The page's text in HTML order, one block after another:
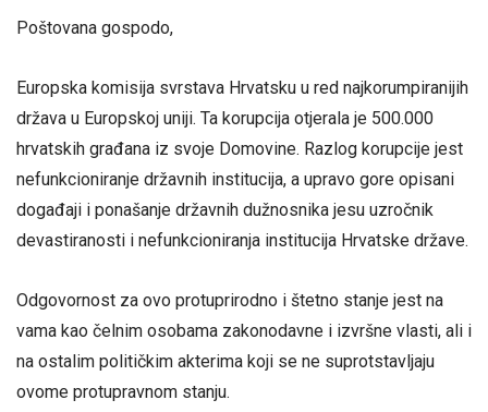
Poštovana gospodo,
Europska komisija svrstava Hrvatsku u red najkorumpiranijih
država u Europskoj uniji. Ta korupcija otjerala je 500.000
hrvatskih građana iz svoje Domovine. Razlog korupcije jest
nefunkcioniranje državnih institucija, a upravo gore opisani
događaji i ponašanje državnih dužnosnika jesu uzročnik
devastiranosti i nefunkcioniranja institucija Hrvatske države.
Odgovornost za ovo protuprirodno i štetno stanje jest na
vama kao čelnim osobama zakonodavne i izvršne vlasti, ali i
na ostalim političkim akterima koji se ne suprotstavljaju
ovome protupravnom stanju.